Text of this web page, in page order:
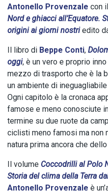
Antonello Provenzale con
Nord e ghiacci all’Equatore.
origini ai giorni nostri edito
Il libro di Beppe Conti,
oggi, è un vero e proprio
mezzo di trasporto che è la
un ambiente di
Ogni capitolo è la cronaca
famose e meno conosciute
termine su due ruote da
ciclisti meno famosi ma non
natura prima ancora che
Il volume Coccodrilli al Polo
Storia del clima della Terra
Antonello Provenzale è